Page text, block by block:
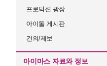
프로덕션 광장
아이돌 게시판
건의/제보
아이마스 자료와 정보